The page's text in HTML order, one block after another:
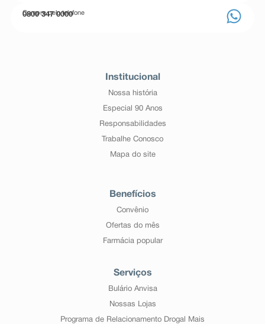
Compre pelo telefone
0800 347 0000
Institucional
Nossa história
Especial 90 Anos
Responsabilidades
Trabalhe Conosco
Mapa do site
Benefícios
Convênio
Ofertas do mês
Farmácia popular
Serviços
Bulário Anvisa
Nossas Lojas
Programa de Relacionamento Drogal Mais